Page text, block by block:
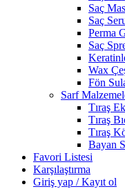
Saç
Saç
Perma
Saç
Wax
Fön
Sarf
Tıraş
Tıraş
Tıraş
Bayan
Favori Listesi
Karşılaştırma
Giriş yap / Kayıt ol